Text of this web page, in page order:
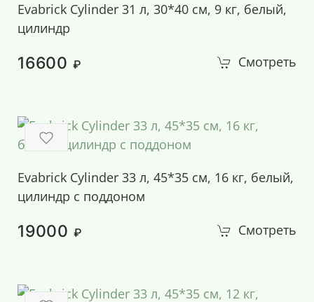
Evabrick Cylinder 31 л, 30*40 см, 9 кг, белый,
цилиндр
16600 ₽ Смотреть
Evabrick Cylinder 33 л, 45*35 см, 16 кг, белый,
цилиндр с поддоном
19000 ₽ Смотреть